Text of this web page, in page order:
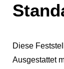
Diese
Ausgestattet